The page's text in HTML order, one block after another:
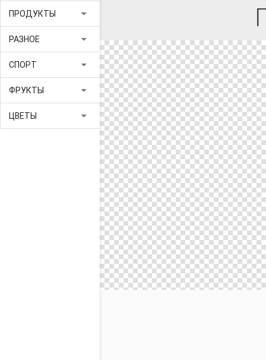
ПРОДУКТЫ arrow_drop_down
РАЗНОЕ arrow_drop_down
СПОРТ arrow_drop_down
ФРУКТЫ arrow_drop_down
ЦВЕТЫ arrow_drop_down